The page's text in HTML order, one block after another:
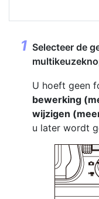
Selecteer de
U hoeft geen
bewerking
wijzigen
u later wordt